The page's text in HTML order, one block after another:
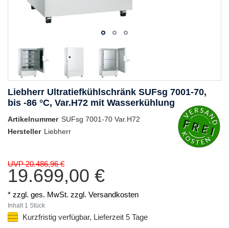
Liebherr Ultratiefkühlschränk SUFsg 7001-70,
bis -86 °C, Var.H72 mit Wasserkühlung
Artikelnummer SUFsg 7001-70 Var.H72
Hersteller Liebherr
UVP 20.486,96 €
19.699,00 €
* zzgl. ges. MwSt. zzgl. Versandkosten
Inhalt 1 Stück
Kurzfristig verfügbar, Lieferzeit 5 Tage